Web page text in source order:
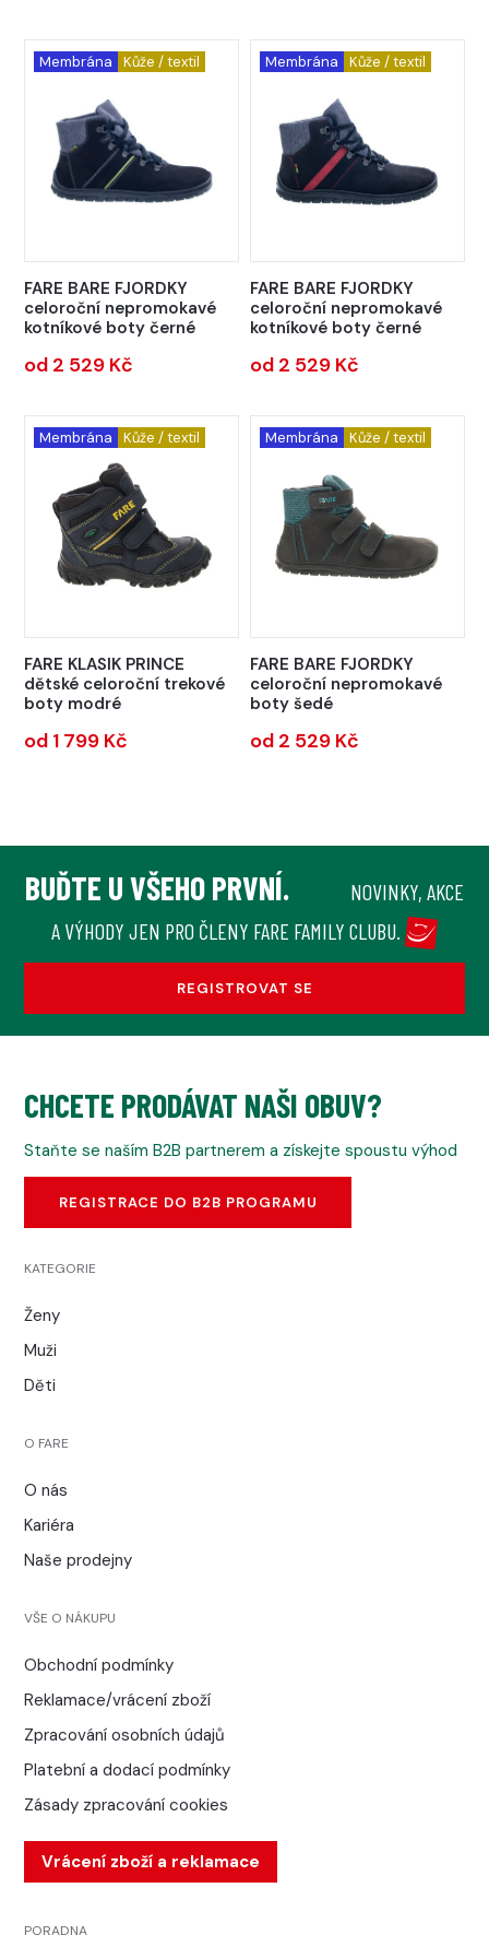
Membrána Kůže / textil
FARE BARE FJORDKY
celoroční nepromokavé
kotníkové boty černé
od 2 529 Kč
Membrána Kůže / textil
FARE BARE FJORDKY
celoroční nepromokavé
kotníkové boty černé
od 2 529 Kč
Membrána Kůže / textil
FARE KLASIK PRINCE
dětské celoroční trekové
boty modré
od 1 799 Kč
Membrána Kůže / textil
FARE BARE FJORDKY
celoroční nepromokavé
boty šedé
od 2 529 Kč
BUĎTE U VŠEHO PRVNÍ.
NOVINKY, AKCE
A VÝHODY JEN PRO ČLENY FARE FAMILY CLUBU.
REGISTROVAT SE
CHCETE PRODÁVAT NAŠI OBUV?
Staňte se naším B2B partnerem a získejte spoustu výhod
REGISTRACE DO B2B PROGRAMU
KATEGORIE
Ženy
Muži
Děti
O FARE
O nás
Kariéra
Naše prodejny
VŠE O NÁKUPU
Obchodní podmínky
Reklamace/vrácení zboží
Zpracování osobních údajů
Platební a dodací podmínky
Zásady zpracování cookies
Vrácení zboží a reklamace
PORADNA